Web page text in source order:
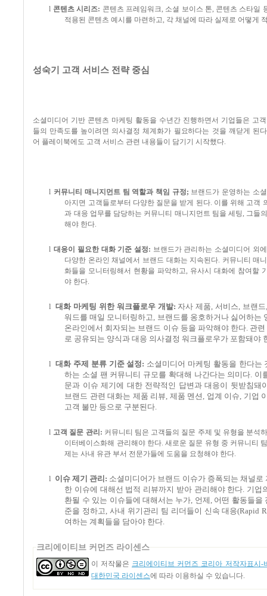
l 콘텐츠 시리즈: 콘텐츠 프레임워크, 소셜 보이스 톤, 콘텐츠 스타일
적용된 콘텐츠 예시를 마련하고, 각 채널에 따라 실제로 어떻게
성숙기 고객 서비스 전략 중심
소셜미디어 기반 콘텐츠 마케팅 활동을 수년간 진행하면서 기업들은 고
들의 만족도를 높이려면 의사결정 체계화가 필요하다는 것을 깨닫게 된다
어 플레이북에도 고객 서비스 관련 내용들이 담기기 시작했다.
l 커뮤니티 매니지먼트 팀 역할과 책임 규정; 브랜드가 운영하는 소
아지면 고객들로부터 다양한 질문을 받게 된다. 이를 위해 고객
과 대응 업무를 담당하는 커뮤니티 매니지먼트 팀을 세팅, 그들
해야 한다.
l 대응이 필요한 대화 기준 설정: 브랜드가 관리하는 소셜미디어 외
다양한 온라인 채널에서 브랜드 대화는 지속된다. 커뮤니티 매
화들을 모니터링해서 현황을 파악하고, 유사시 대화에 참여할
야 한다.
l 대화 마케팅 위한 워크플로우 개발: 자사 제품, 서비스, 브랜드
워드를 매일 모니터링하고, 브랜드를 옹호하거나 싫어하는
온라인에서 회자되는 브랜드 이슈 등을 파악해야 한다. 관
로 공유되는 양식과 대응 의사결정 워크플로우가 포함돼야
l 대화 주제 분류 기준 설정: 소셜미디어 마케팅 활동을 한다는
하는 소셜 팬 커뮤니티 규모를 확대해 나간다는 의미다. 이
문과 이슈 제기에 대한 전략적인 답변과 대응이 뒷받침돼
브랜드 관련 대화는 제품 리뷰, 제품 멘션 , 업계 이슈, 기업
고객 불만 등으로 구분된다.
l 고객 질문 관리 : 커뮤니티 팀은 고객들의 질문 주제 및 유형을 분석
이터베이스화해 관리해야 한다.새로운 질문 유형 중 커뮤니티
제는 사내 유관 부서 전문가들에 도움을 요청해야 한다.
l 이슈 제기 관리 : 소셜미디어가 브랜드 이슈가 증폭되는 채널로
한 이슈에 대해선 법적 리뷰까지 받아 관리해야 한다. 기업
환될 수 있는 이슈들에 대해서는 누가, 언제 , 어떤 활동들을
준을 정하고,사내 위기관리 팀 리더들이 신속 대응(Rapid
여하는 계획들을 담아야 한다.
크리에이티브 커먼즈 라이센스
이 저작물은 크리에이티브 커먼즈 코리아 저작자표시-
대한민국 라이센스에 따라 이용하실 수 있습니다.